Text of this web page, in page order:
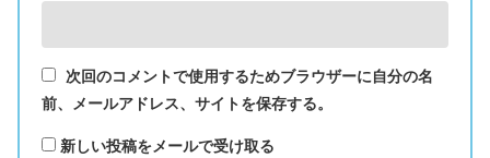
次回のコメントで使用するためブラウザーに自分の名
前、メールアドレス、サイトを保存する。
新しい投稿をメールで受け取る